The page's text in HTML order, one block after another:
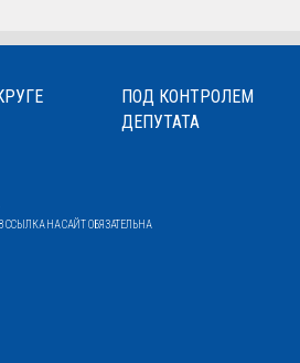
ПОД КОНТРОЛЕМ
ДЕПУТАТА
НА САЙТ ОБЯЗАТЕЛЬНА